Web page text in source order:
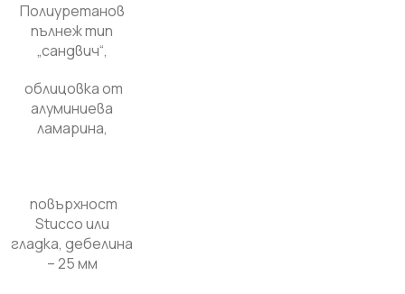
Полиуретанов
пълнеж тип
„сандвич“,
облицовка от
алуминиева
ламарина,
повърхност
Stucco или
гладка, дебелина
– 25 мм